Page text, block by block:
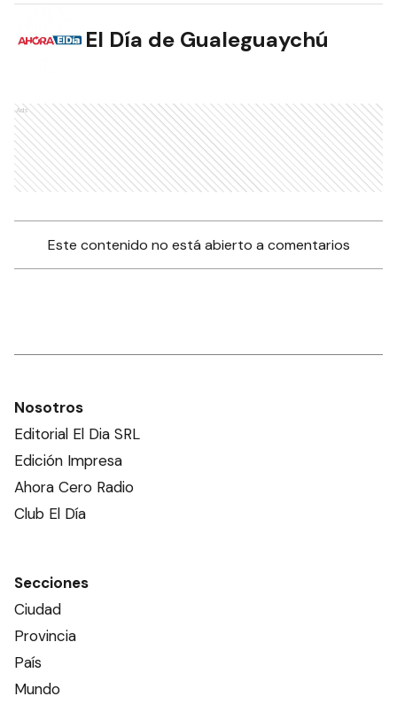
El Día de Gualeguaychú
Ads
Este contenido no está abierto a comentarios
Nosotros
Editorial El Dia SRL
Edición Impresa
Ahora Cero Radio
Club El Día
Secciones
Ciudad
Provincia
País
Mundo